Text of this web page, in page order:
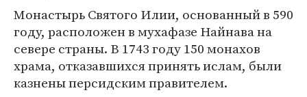
Монастырь Святого Илии, основанный в 590
году, расположен в мухафазе Найнава на
севере страны. В 1743 году 150 монахов
храма, отказавшихся принять ислам, были
казнены персидским правителем.